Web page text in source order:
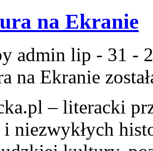
na Ekranie
admin lip - 31 -
na Ekranie
– literacki
i niezwykłych